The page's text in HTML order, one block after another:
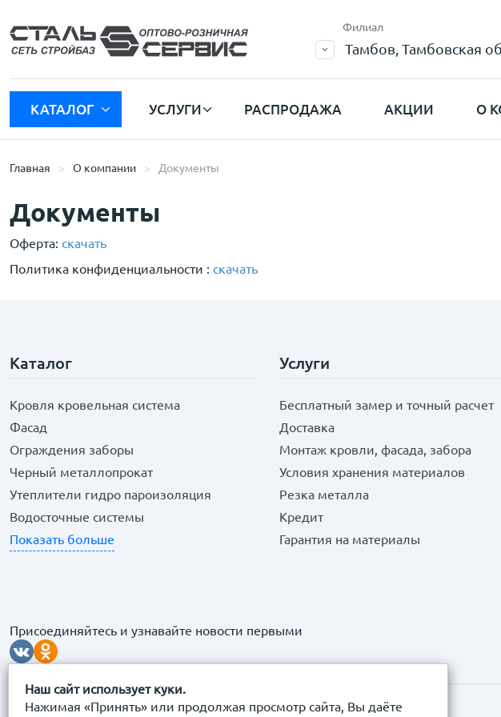
Наш сайт использует куки.
Нажимая «Принять» или продолжая просмотр сайта, Вы даёте
Филиал
Тамбов, Тамбовская
КАТАЛОГ УСЛУГИ РАСПРОДАЖА АКЦИИ О
Главная О компании Документы
Документы
Оферта: скачать
Политика конфиденциальности : скачать
Каталог
Кровля кровельная система
Фасад
Ограждения заборы
Черный металлопрокат
Утеплители гидро пароизоляция
Водосточные системы
Показать больше
Услуги
Бесплатный замер и точный расчет
Доставка
Монтаж кровли, фасада, забора
Условия хранения материалов
Резка металла
Кредит
Гарантия на материалы
Присоединяйтесь и узнавайте новости первыми